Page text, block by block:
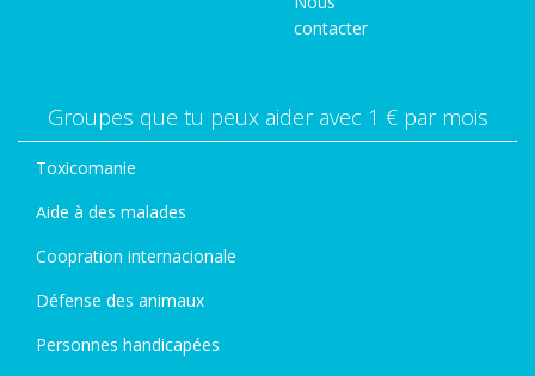
contacter
Groupes que tu peux aider avec 1 € par mois
Toxicomanie
Aide à des malades
Coopration internacionale
Défense des animaux
Personnes handicapées